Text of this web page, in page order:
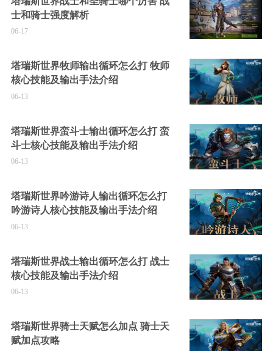
士和骑士强度解析
06-17
塔瑞斯世界牧师输出循环怎么打 牧师
核心技能及输出手法介绍
06-13
塔瑞斯世界蛮斗士输出循环怎么打 蛮
斗士核心技能及输出手法介绍
06-13
塔瑞斯世界吟游诗人输出循环怎么打
吟游诗人核心技能及输出手法介绍
06-13
塔瑞斯世界战士输出循环怎么打 战士
核心技能及输出手法介绍
06-13
塔瑞斯世界骑士天赋怎么加点 骑士天
赋加点攻略